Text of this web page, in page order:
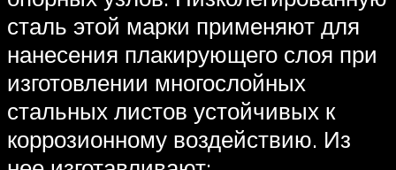
сталь этой марки применяют для
нанесения плакирующего слоя при
изготовлении многослойных
стальных листов устойчивых к
коррозионному воздействию. Из